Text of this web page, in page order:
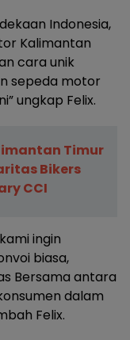
Indonesia,
Kalimantan
cara unik
sepeda motor
ungkap Felix.
Timur
Bikers
CCI
ingin
biasa,
Bersama antara
dalam
Felix.